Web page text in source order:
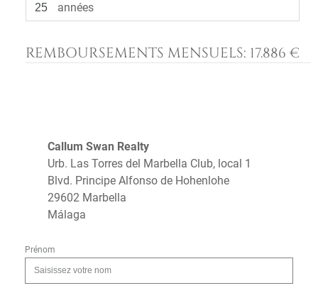
années
REMBOURSEMENTS MENSUELS: 17.886 €
Callum Swan Realty
Urb. Las Torres del Marbella Club, local 1
Blvd. Principe Alfonso de Hohenlohe
29602 Marbella
Málaga
Prénom